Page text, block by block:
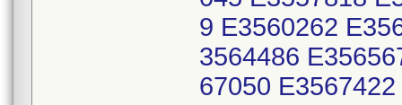
9 E3560262
3564486
67050